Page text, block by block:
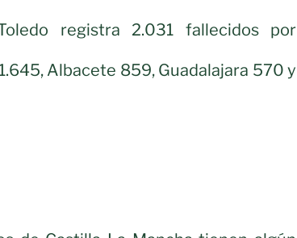
registra 2.031 fallecidos por
Albacete 859, Guadalajara 570 y